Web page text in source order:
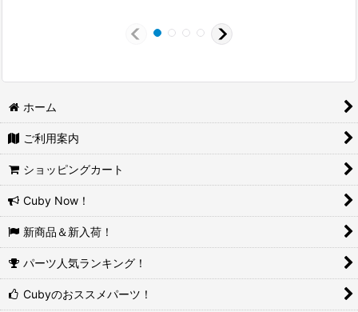
ホーム
ご利用案内
ショッピングカート
Cuby Now！
新商品＆新入荷！
パーツ人気ランキング！
Cubyのおススメパーツ！